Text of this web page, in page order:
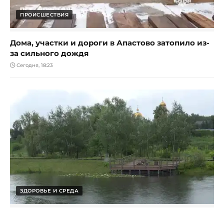
ПРОИСШЕСТВИЯ
Дома, участки и дороги в Апастово затопило из-
за сильного дождя
Сегодня, 18:23
ЗДОРОВЬЕ И СРЕДА